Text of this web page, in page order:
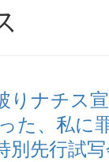
りナチス
た、私に
別先行試